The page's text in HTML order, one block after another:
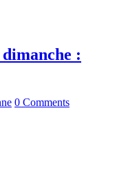
:
0 Comments